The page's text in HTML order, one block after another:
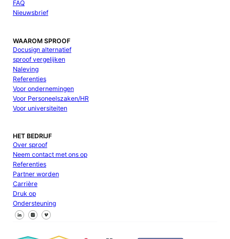
FAQ
Nieuwsbrief
WAAROM SPROOF
Docusign alternatief
sproof vergelijken
Naleving
Referenties
Voor ondernemingen
Voor Personeelszaken/HR
Voor universiteiten
HET BEDRIJF
Over sproof
Neem contact met ons op
Referenties
Partner worden
Carrière
Druk op
Ondersteuning
Volg ons op Facebook
Volg ons op X
Volg ons op LinkedIn